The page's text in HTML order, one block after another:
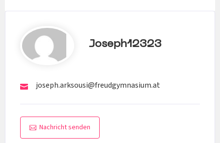
Joseph12323
joseph.arksousi@freudgymnasium.at
Nachricht senden